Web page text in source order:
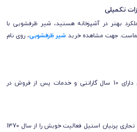
تکمیلی
بهتر در آشپزخانه هستید، شیر ظرفشویی با
جهت مشاهده خریدشیر ظرفشویی، روی نام
سینک ظرفشویی پرنیان استیل دارای 10 سال گارانتی و خدمات پس از فروش در
شرکت یاس استیل نیکوکار با نام تجاری پرنیان استیل فعالیت خویش را از سال 1370